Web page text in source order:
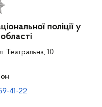
поліції у
Театральна, 10
41-22